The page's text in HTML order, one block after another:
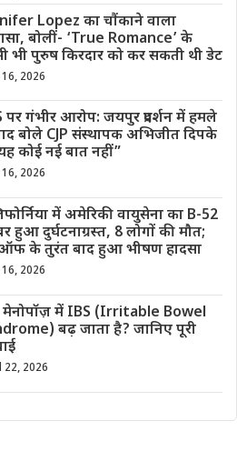
Lopez का चौंकाने वाला
बोलीं- ‘True Romance’ के
भी पुरुष किरदार को कर सकती थी डेट
16, 2026
पर गंभीर आरोप: जयपुर प्रदर्शन में हमले
बोले CJP संस्थापक अभिजीत दिपके
कोई नई बात नहीं”
16, 2026
में अमेरिकी वायुसेना का B-52
हुआ दुर्घटनाग्रस्त, 8 लोगों की मौत;
के तुरंत बाद हुआ भीषण हादसा
16, 2026
मेनोपॉज़ में IBS (Irritable Bowel
बढ़ जाता है? जानिए पूरी
22, 2026